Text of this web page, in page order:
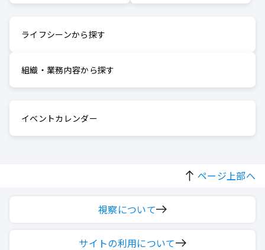
ライフシーンから探す
組織・業務内容から探す
イベントカレンダー
ページ上部へ
視察について
サイトの利用について